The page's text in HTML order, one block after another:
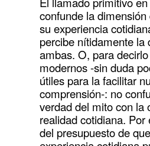
confunde la
su experiencia
percibe nítidamente la
ambas. O, para
modernos -sin duda
útiles para la facilitar
comprensión-: no
verdad del mito con la
realidad cotidiana.
del presupuesto de